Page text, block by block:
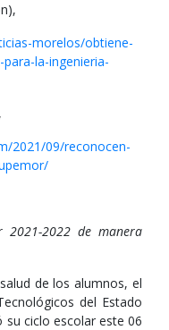
morelos/obtiene-
la-ingenieria-
2021/09/reconocen-
2021-2022 de manera
de los alumnos, el
del Estado
su ciclo escolar este 06